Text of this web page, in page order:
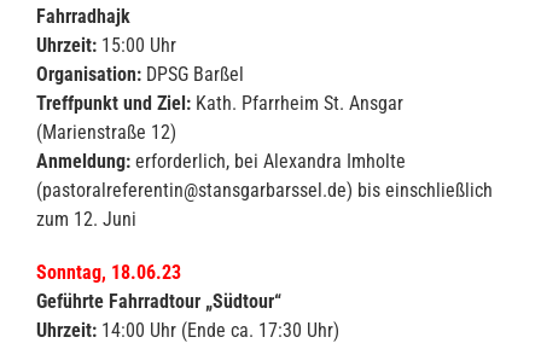
Fahrradhajk
Uhrzeit: 15:00 Uhr
Organisation: DPSG Barßel
Treffpunkt und Ziel: Kath. Pfarrheim St. Ansgar
(Marienstraße 12)
Anmeldung: erforderlich, bei Alexandra Imholte
(pastoralreferentin@stansgarbarssel.de) bis einschließlich
zum 12. Juni
Sonntag, 18.06.23
Geführte Fahrradtour „Südtour“
Uhrzeit: 14:00 Uhr (Ende ca. 17:30 Uhr)